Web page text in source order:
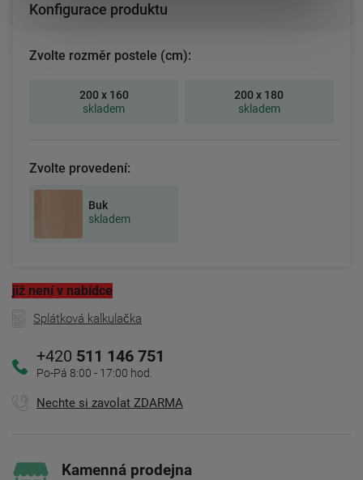
Konfigurace produktu
Zvolte rozměr postele (cm):
200 x 160
skladem
200 x 180
skladem
Zvolte provedení:
Buk
skladem
již není v nabídce
Splátková kalkulačka
+420 511 146 751
Po-Pá 8:00 - 17:00 hod.
Nechte si zavolat ZDARMA
Kamenná prodejna